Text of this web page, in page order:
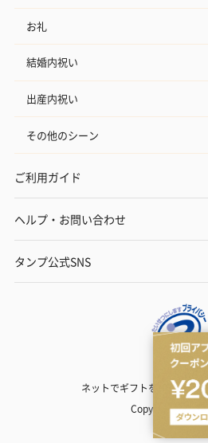
お礼
結婚内祝い
出産内祝い
その他のシーン
ご利用ガイド
ヘルプ・お問い合わせ
タンプ公式SNS
ネットでギフトを贈るなら |
Copyright©